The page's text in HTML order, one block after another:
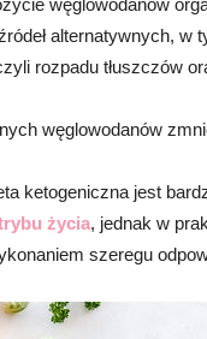
węglowodanów
alternatywnych, w
rozpadu tłuszczów
węglowodanów
ketogeniczna jest
życia, jednak w
szeregu